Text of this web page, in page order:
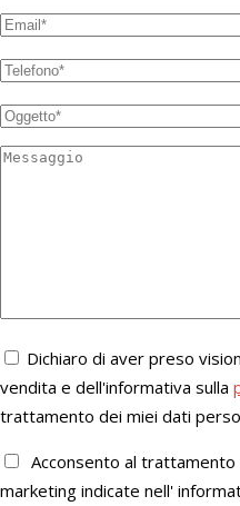
Dichiaro di aver preso
vendita e dell'informativa sulla
trattamento dei miei dati
Acconsento al
marketing indicate nell'